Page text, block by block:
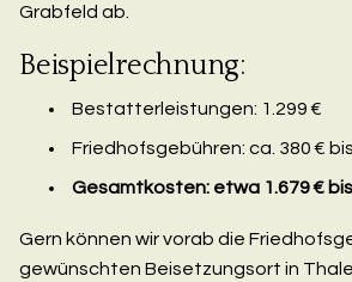
Grabfeld ab.
Beispielrechnung:
Bestatterleistungen: 1.299 €
Friedhofsgebühren: ca. 380 €
Gesamtkosten: etwa 1.679 €
Gern können wir vorab die
gewünschten Beisetzungsort in